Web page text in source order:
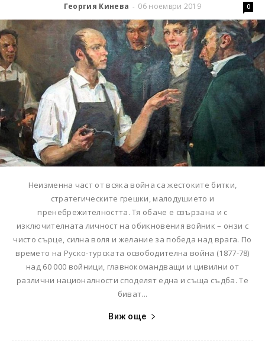
Георгия Кинева - 06 ноември 2019 0
Неизменна част от всяка война са жестоките битки,
стратегическите грешки, малодушието и
пренебрежителността. Тя обаче е свързана и с
изключителната личност на обикновения войник – онзи с
чисто сърце, силна воля и желание за победа над врага. По
времето на Руско-турската освободителна война (1877-78)
над 60 000 войници, главнокомандващи и цивилни от
различни националности споделят една и съща съдба. Те
биват...
Виж още